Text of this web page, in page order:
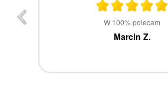
W 100% polecam
Marcin Z.